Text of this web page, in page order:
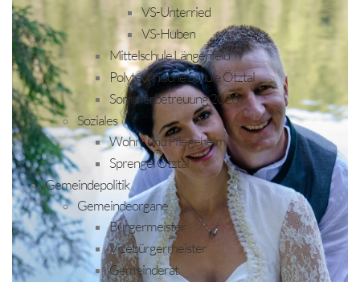
VS-Unterried
VS-Huben
Mittelschule Längenfeld
Polytechnische Schule Ötztal
Sommerbetreuung 2026
Soziales
Wohn- und Pflegeheim
Sprengel Ötztal
Gemeindepolitik
Gemeindeorgane
Bürgermeister
Vizebürgermeister
Gemeinderat